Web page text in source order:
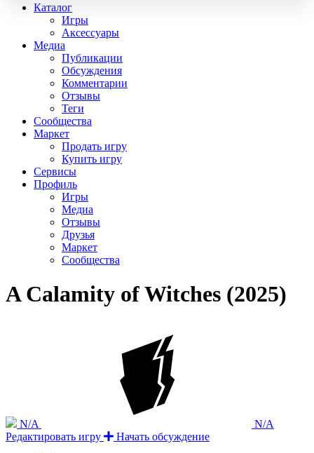
Каталог
Игры
Аксессуары
Медиа
Публикации
Обсуждения
Комментарии
Отзывы
Теги
Сообщества
Маркет
Продать игру
Купить игру
Сервисы
Профиль
Игры
Медиа
Отзывы
Друзья
Маркет
Сообщества
A Calamity of Witches (2025)
N/A
N/A
Редактировать игру
Начать обсуждение